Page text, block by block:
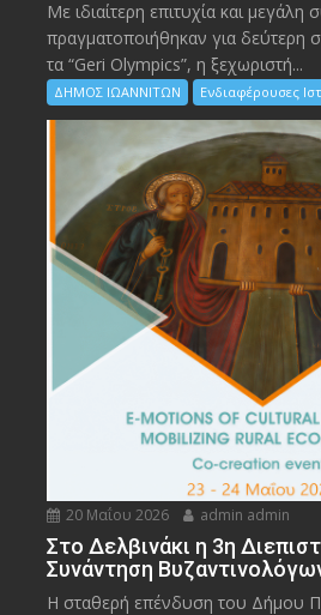
Με ιδιαίτερη επιτυχία και μεγάλη
πραγματοποιήθηκαν για δεύτερη
τα “Geri Olympics”, η ξεχωριστή...
ΔΗΜΟΣ ΙΩΑΝΝΙΤΩΝ Ενδιαφέρουσες
20 Μαΐου 2026 admin admin
Στο Δελβινάκι η 3η
Συνάντηση
Η σταθερή επένδυση του Δήμου